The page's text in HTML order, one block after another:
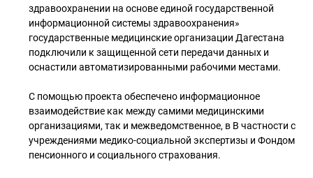
здравоохранении на основе единой государственной
информационной системы здравоохранения»
государственные медицинские организации Дагестана
подключили к защищенной сети передачи данных и
оснастили автоматизированными рабочими местами.
С помощью проекта обеспечено информационное
взаимодействие как между самими медицинскими
организациями, так и межведомственное, в В частности с
учреждениями медико-социальной экспертизы и Фондом
пенсионного и социального страхования.